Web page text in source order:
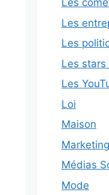
Les
Les
Les
Les stars
Les
Loi
Maison
Marketing
Médias
Mode